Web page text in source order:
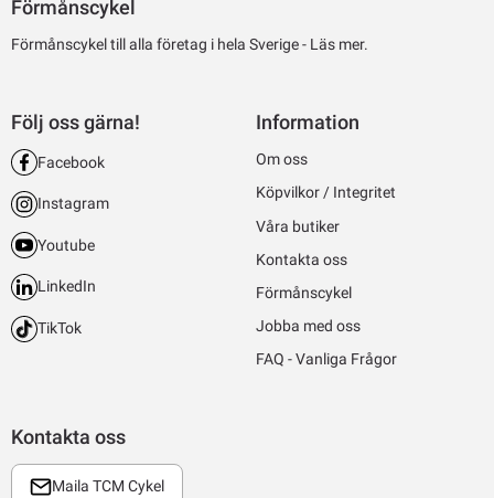
Förmånscykel
Förmånscykel till alla företag i hela Sverige - Läs mer.
Kontakta oss
Maila TCM Cykel
Följ oss gärna!
Facebook
Instagram
Youtube
LinkedIn
TikTok
Information
Om oss
Köpvilkor / Integritet
Våra butiker
Kontakta oss
Förmånscykel
Jobba med oss
FAQ - Vanliga Frågor